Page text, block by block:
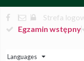
Strefa
Egzamin wstępny
Languages